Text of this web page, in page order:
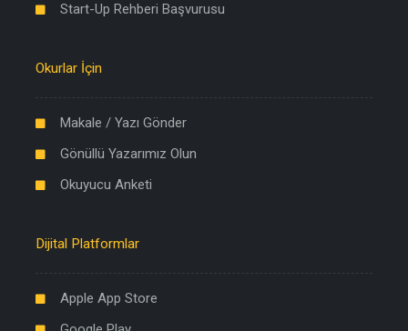
Start-Up Rehberi Başvurusu
Okurlar İçin
Makale / Yazı Gönder
Gönüllü Yazarımız Olun
Okuyucu Anketi
Dijital Platformlar
Apple App Store